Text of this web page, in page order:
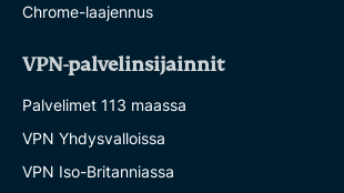
Chrome-laajennus
VPN-palvelinsijainnit
Palvelimet 113 maassa
VPN Yhdysvalloissa
VPN Iso-Britanniassa